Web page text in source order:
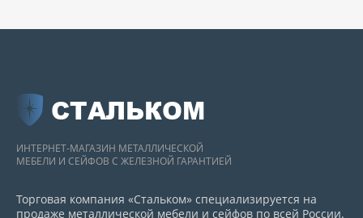
СТАЛЬКОМ
ИНТЕРНЕТ-МАГАЗИН МЕТАЛЛИЧЕСКОЙ
МЕБЕЛИ И СЕЙФОВ С ЖЕЛЕЗНОЙ ГАРАНТИЕЙ
Торговая компания «Стальком» специализируется на
продаже металлической мебели и сейфов по всей России.